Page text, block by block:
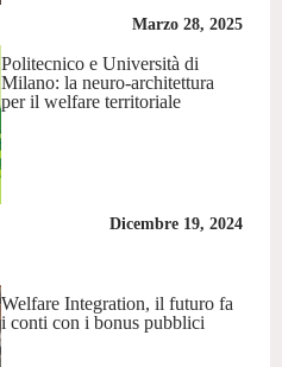
Marzo 28, 2025
Politecnico e Università di
Milano: la neuro-architettura
per il welfare territoriale
Dicembre 19, 2024
Welfare Integration, il futuro fa
i conti con i bonus pubblici